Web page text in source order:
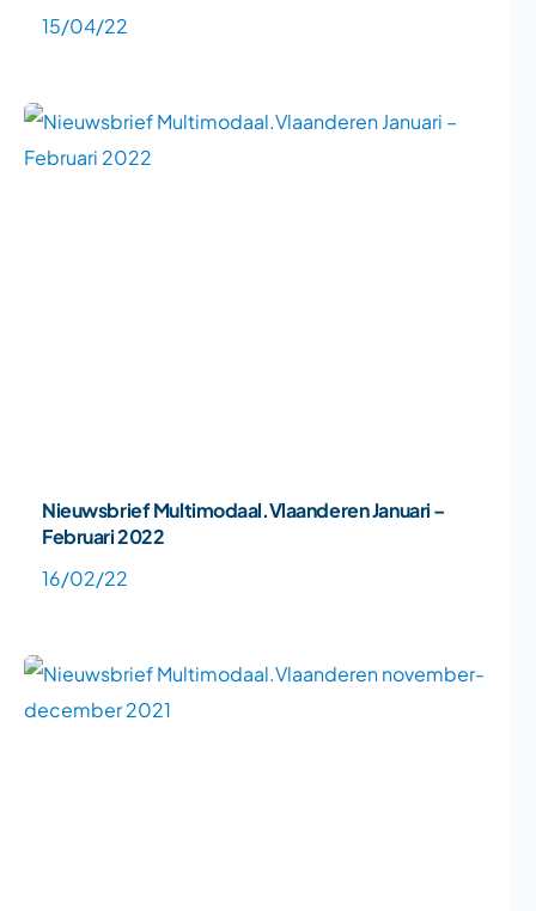
15/04/22
Nieuwsbrief Multimodaal.Vlaanderen Januari –
Februari 2022
16/02/22